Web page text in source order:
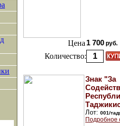
Цена 1 700 руб.
Количество:
Знак "За
Лот: 001/
Подробное